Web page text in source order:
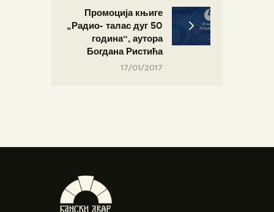
Промоција књиге
„Радио- талас дуг 50
година“, аутора
Богдана Ристића
17/01/2017